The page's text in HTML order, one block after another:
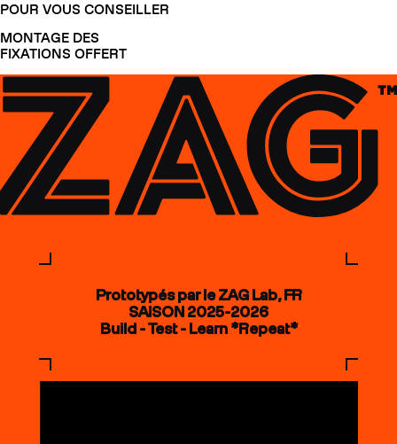
POUR VOUS CONSEILLER
MONTAGE DES
FIXATIONS OFFERT
Prototypés par le ZAG Lab, FR
SAISON 2025-2026
Build - Test - Learn *Repeat*